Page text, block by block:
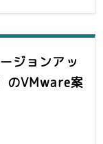
ジョンアッ
のVMware案